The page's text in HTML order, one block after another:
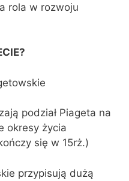
rola w rozwoju
podział Piageta na
okresy życia
się w 15rż.)
przypisują dużą